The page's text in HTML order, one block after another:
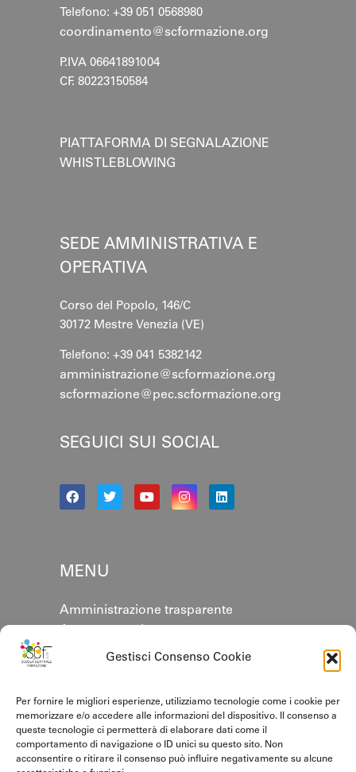
Gestisci Consenso Cookie
Per fornire le migliori esperienze, utilizziamo tecnologie come i cookie per
memorizzare e/o accedere alle informazioni del dispositivo. Il consenso a
queste tecnologie ci permetterà di elaborare dati come il
comportamento di navigazione o ID unici su questo sito. Non
acconsentire o ritirare il consenso può influire negativamente su alcune
Telefono: +39 051 0568980
coordinamento@scformazione.org
P.IVA 06641891004
CF. 80223150584
PIATTAFORMA DI SEGNALAZIONE
WHISTLEBLOWING
SEDE AMMINISTRATIVA E
OPERATIVA
Corso del Popolo, 146/C
30172 Mestre Venezia (VE)
Telefono: +39 041 5382142
amministrazione@scformazione.org
scformazione@pec.scformazione.org
SEGUICI SUI SOCIAL
MENU
Amministrazione trasparente
Annuario
Privacy Policy
CERTIFICAZIONI